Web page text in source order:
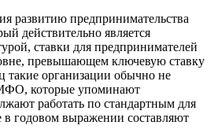
развитию предпринимательства
действительно является
ставки для предпринимателей
превышающем ключевую ставку
организации обычно не
которые упоминают
работать по стандартным для
в годовом выражении составляют